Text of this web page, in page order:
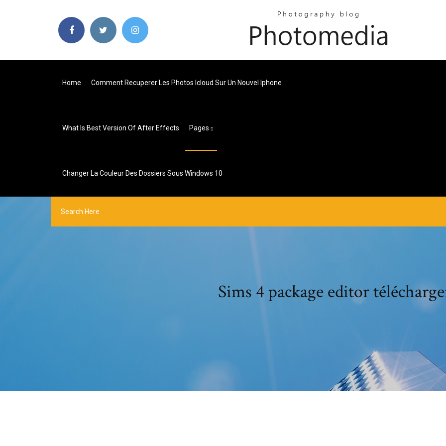
Home Comment Recuperer Les Photos Icloud Sur Un Nouvel Iphone
What Is Best Version Of After Effects Pages
Changer La Couleur Des Dossiers Sous Windows 10
Sims 4 package editor